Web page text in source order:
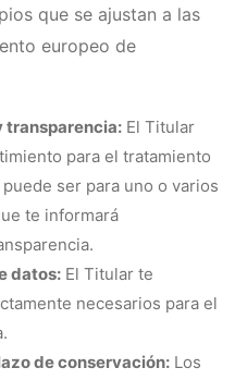
que se ajustan a las
europeo de
transparencia: El Titular
para el tratamiento
ser para uno o varios
te informará
datos: El Titular te
necesarios para el
de conservación: Los